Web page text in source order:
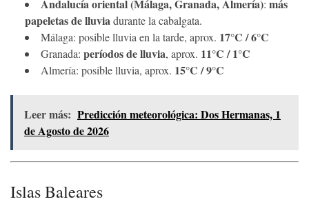
Andalucía oriental (Málaga, Granada, Almería): más
papeletas de lluviadurante la cabalgata.
Málaga: posible lluvia en la tarde, aprox. 17°C / 6°C
Granada: períodos de lluvia, aprox. 11°C / 1°C
Almería: posible lluvia, aprox. 15°C / 9°C
Leer más: Predicción meteorológica: Dos Hermanas, 1
de Agosto de 2026
Islas Baleares